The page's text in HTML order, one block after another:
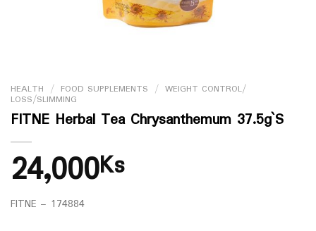
HEALTH / FOOD SUPPLEMENTS / WEIGHT CONTROL/
LOSS/SLIMMING
FITNE Herbal Tea Chrysanthemum 37.5g`S
24,000Ks
FITNE – 174884